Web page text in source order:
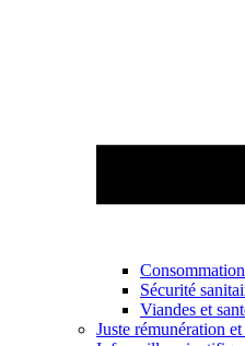
Consommation
Sécurité
Viandes et
Juste rémunération